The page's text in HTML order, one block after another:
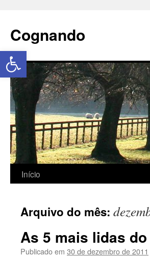
Abrir a barra de
Cognando
Início
Arquivo do mês:
As 5 mais lidas
Publicado em 30 de dezembro de 2011